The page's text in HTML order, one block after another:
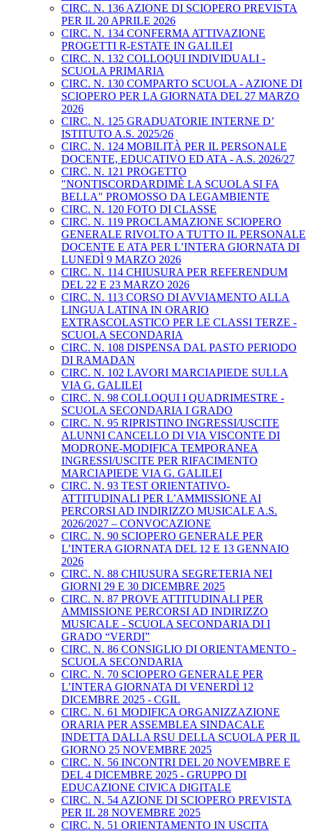
CIRC. N. 136 AZIONE DI SCIOPERO PREVISTA
PER IL 20 APRILE 2026
CIRC. N. 134 CONFERMA ATTIVAZIONE
PROGETTI R-ESTATE IN GALILEI
CIRC. N. 132 COLLOQUI INDIVIDUALI -
SCUOLA PRIMARIA
CIRC. N. 130 COMPARTO SCUOLA - AZIONE DI
SCIOPERO PER LA GIORNATA DEL 27 MARZO
2026
CIRC. N. 125 GRADUATORIE INTERNE D’
ISTITUTO A.S. 2025/26
CIRC. N. 124 MOBILITÀ PER IL PERSONALE
DOCENTE, EDUCATIVO ED ATA - A.S. 2026/27
CIRC. N. 121 PROGETTO
"NONTISCORDARDIMÈ LA SCUOLA SI FA
BELLA" PROMOSSO DA LEGAMBIENTE
CIRC. N. 120 FOTO DI CLASSE
CIRC. N. 119 PROCLAMAZIONE SCIOPERO
GENERALE RIVOLTO A TUTTO IL PERSONALE
DOCENTE E ATA PER L’INTERA GIORNATA DI
LUNEDÌ 9 MARZO 2026
CIRC. N. 114 CHIUSURA PER REFERENDUM
DEL 22 E 23 MARZO 2026
CIRC. N. 113 CORSO DI AVVIAMENTO ALLA
LINGUA LATINA IN ORARIO
EXTRASCOLASTICO PER LE CLASSI TERZE -
SCUOLA SECONDARIA
CIRC. N. 108 DISPENSA DAL PASTO PERIODO
DI RAMADAN
CIRC. N. 102 LAVORI MARCIAPIEDE SULLA
VIA G. GALILEI
CIRC. N. 98 COLLOQUI I QUADRIMESTRE -
SCUOLA SECONDARIA I GRADO
CIRC. N. 95 RIPRISTINO INGRESSI/USCITE
ALUNNI CANCELLO DI VIA VISCONTE DI
MODRONE-MODIFICA TEMPORANEA
INGRESSI/USCITE PER RIFACIMENTO
MARCIAPIEDE VIA G. GALILEI
CIRC. N. 93 TEST ORIENTATIVO-
ATTITUDINALI PER L’AMMISSIONE AI
PERCORSI AD INDIRIZZO MUSICALE A.S.
2026/2027 – CONVOCAZIONE
CIRC. N. 90 SCIOPERO GENERALE PER
L’INTERA GIORNATA DEL 12 E 13 GENNAIO
2026
CIRC. N. 88 CHIUSURA SEGRETERIA NEI
GIORNI 29 E 30 DICEMBRE 2025
CIRC. N. 87 PROVE ATTITUDINALI PER
AMMISSIONE PERCORSI AD INDIRIZZO
MUSICALE - SCUOLA SECONDARIA DI I
GRADO “VERDI”
CIRC. N. 86 CONSIGLIO DI ORIENTAMENTO -
SCUOLA SECONDARIA
CIRC. N. 70 SCIOPERO GENERALE PER
L’INTERA GIORNATA DI VENERDÌ 12
DICEMBRE 2025 - CGIL
CIRC. N. 61 MODIFICA ORGANIZZAZIONE
ORARIA PER ASSEMBLEA SINDACALE
INDETTA DALLA RSU DELLA SCUOLA PER IL
GIORNO 25 NOVEMBRE 2025
CIRC. N. 56 INCONTRI DEL 20 NOVEMBRE E
DEL 4 DICEMBRE 2025 - GRUPPO DI
EDUCAZIONE CIVICA DIGITALE
CIRC. N. 54 AZIONE DI SCIOPERO PREVISTA
PER IL 28 NOVEMBRE 2025
CIRC. N. 51 ORIENTAMENTO IN USCITA